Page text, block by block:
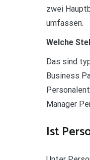
zwei
umfassen.
Welche
Das sind
Business
Manager
Ist